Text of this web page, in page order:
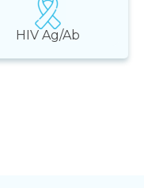
HIV Ag/Ab